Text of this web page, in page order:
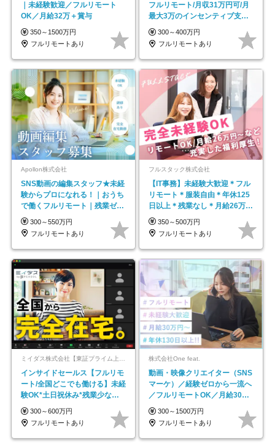
｜未経験歓迎／フルリモート
OK／月給32万＋賞与
350～1500万円
フルリモートあり
フルリモート/月収31万円可/月
最大3万のインセンティブ支給/
平均年齢33歳
300～400万円
フルリモートあり
Apollon株式会社
SNS動画の編集スタッフ★未経
験からプロになれる！｜おうち
で働くフルリモート｜残業ゼロ
で18時退勤◎
300～550万円
フルリモートあり
フルスタック株式会社
【IT事務】未経験大歓迎＊フル
リモート＊服装自由＊年休125
日以上＊残業なし＊月給26万円
以上
350～500万円
フルリモートあり
ミイダス株式会社【東証プライム上場パーソルグループ】
インサイドセールス【フルリモ
ート/全国どこでも働ける】未経
験OK*土日祝休み*残業少なめ*
在宅勤務手当あり
300～600万円
フルリモートあり
株式会社One feat.
動画・映像クリエイター（SNS
マーケ）／経験ゼロから一流へ
／フルリモートOK／月給30万
円～／年休130日以上
300～1500万円
フルリモートあり